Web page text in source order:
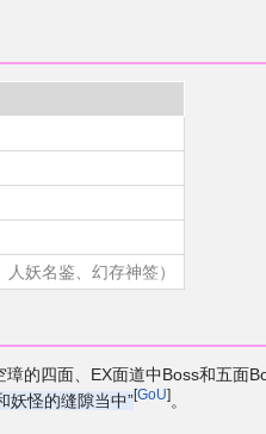
人妖名鉴、幻存神签）
璋的四面、EX面道中Boss和五面
妖怪的缝隙当中”[GoU]。